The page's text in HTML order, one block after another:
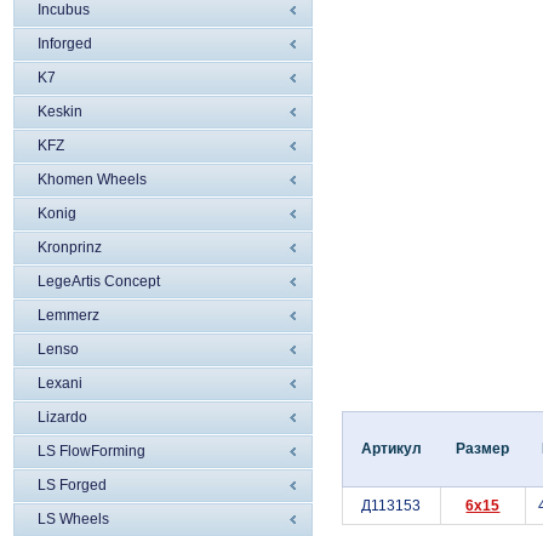
Incubus
Inforged
K7
Keskin
KFZ
Khomen Wheels
Konig
Kronprinz
LegeArtis Concept
Lemmerz
Lenso
Lexani
Lizardo
LS FlowForming
LS Forged
LS Wheels
Артикул Размер
Д113153 6x15